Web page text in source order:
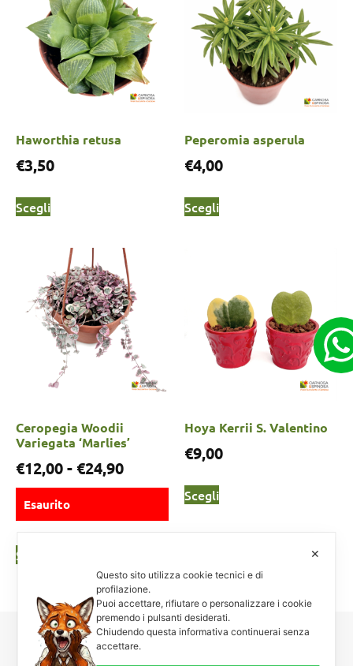
Haworthia retusa
€3,50
Scegli
Peperomia asperula
€4,00
Scegli
Ceropegia Woodii
Variegata ‘Marlies’
€12,00- €24,90
Esaurito
Scegli
Hoya Kerrii S. Valentino
€9,00
Scegli
Carnosa & Spinosa
✕
Questo sito utilizza cookie tecnici e di
profilazione.
Puoi accettare, rifiutare o personalizzare i cookie
premendo i pulsanti desiderati.
Chiudendo questa informativa continuerai senza
accettare.